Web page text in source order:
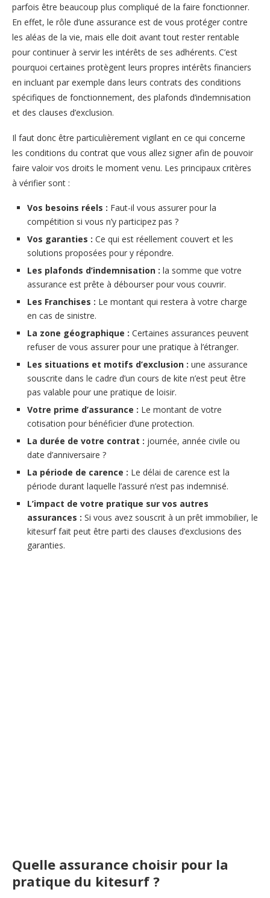
parfois être beaucoup plus compliqué de la faire fonctionner.
En effet, le rôle d’une assurance est de vous protéger contre
les aléas de la vie, mais elle doit avant tout rester rentable
pour continuer à servir les intérêts de ses adhérents. C’est
pourquoi certaines protègent leurs propres intérêts financiers
en incluant par exemple dans leurs contrats des conditions
spécifiques de fonctionnement, des plafonds d’indemnisation
et des clauses d’exclusion.
Il faut donc être particulièrement vigilant en ce qui concerne
les conditions du contrat que vous allez signer afin de pouvoir
faire valoir vos droits le moment venu. Les principaux critères
à vérifier sont :
Vos besoins réels : Faut-il vous assurer pour la
compétition si vous n’y participez pas ?
Vos garanties : Ce qui est réellement couvert et les
solutions proposées pour y répondre.
Les plafonds d’indemnisation : la somme que votre
assurance est prête à débourser pour vous couvrir.
Les Franchises : Le montant qui restera à votre charge
en cas de sinistre.
La zone géographique : Certaines assurances peuvent
refuser de vous assurer pour une pratique à l’étranger.
Les situations et motifs d’exclusion : une assurance
souscrite dans le cadre d’un cours de kite n’est peut être
pas valable pour une pratique de loisir.
Votre prime d’assurance : Le montant de votre
cotisation pour bénéficier d’une protection.
La durée de votre contrat : journée, année civile ou
date d’anniversaire ?
La période de carence : Le délai de carence est la
période durant laquelle l’assuré n’est pas indemnisé.
L’impact de votre pratique sur vos autres
assurances : Si vous avez souscrit à un prêt immobilier, le
kitesurf fait peut être parti des clauses d’exclusions des
garanties.
Quelle assurance choisir pour la
pratique du kitesurf ?